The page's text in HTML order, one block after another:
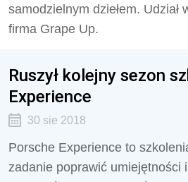
samodzielnym dziełem. Udział
firma Grape Up.
Ruszył kolejny sezon
Experience
30 sie 2018
Porsche Experience to
zadanie poprawić umiejętności